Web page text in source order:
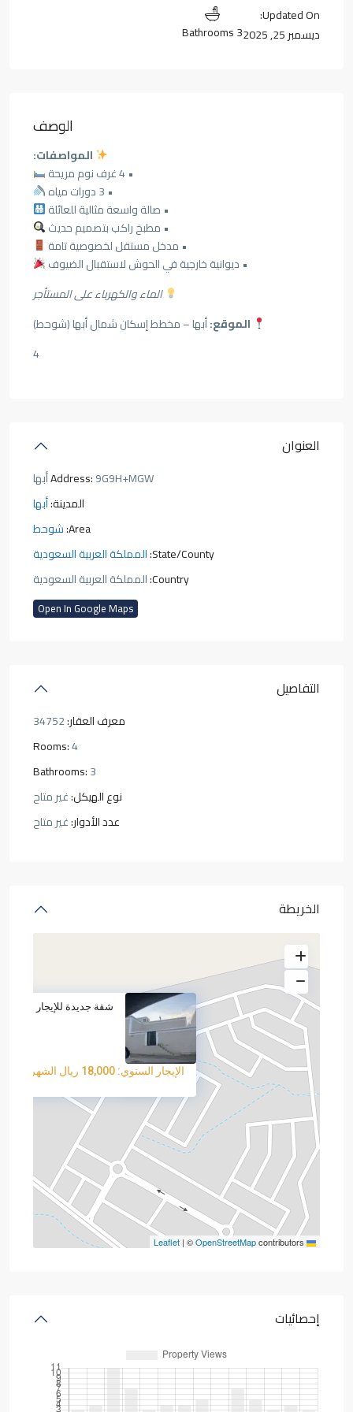
Updated On:
ديسمبر 25, 2025
3 Bathrooms
الوصف
المواصفات:
• 4 غرف نوم مريحة
• 3 دورات مياه
• صالة واسعة مثالية للعائلة
• مطبخ راكب بتصميم حديث
• مدخل مستقل لخصوصية تامة
• ديوانية خارجية في الحوش لاستقبال الضيوف
الماء والكهرباء على المستأجر
الموقع:أبها – مخطط إسكان شمال أبها (شوحط)
4
العنوان
Address:9G9H+MGW أبها
المدينة:أبها
Area: شوحط
State/County: المملكة العربية السعودية
Country: المملكة العربية السعودية
Open In Google Maps
التفاصيل
معرف العقار:
Rooms:4
Bathrooms:3
نوع الهيكل:غير متاح
عدد الأدوار:غير متاح
الخريطة
شقة جديدة للإيجار السنوي
الإيجار السنوي: 18,000 ريال الشهري: 1,500 ريال
| ©OpenStreetMapcontributors
إحصائيات